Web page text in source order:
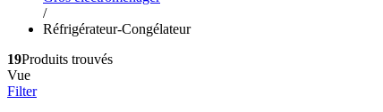
/
Réfrigérateur-Congélateur
19Produits trouvés
Vue
Filter